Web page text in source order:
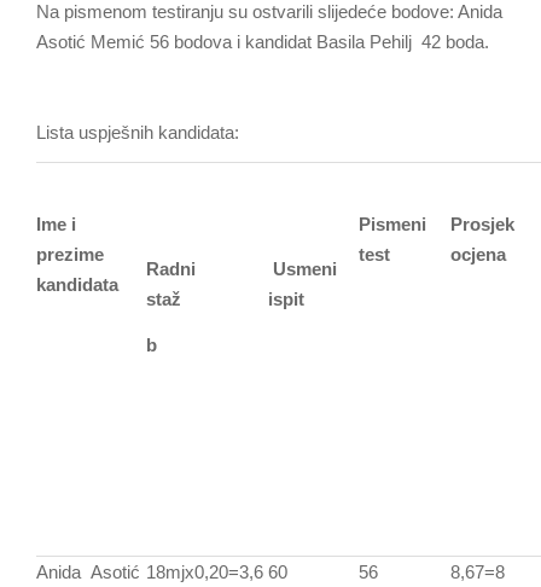
Na pismenom testiranju su ostvarili slijedeće bodove: Anida
Asotić Memić 56 bodova i kandidat Basila Pehilj 42 boda.
Lista uspješnih kandidata:
Ime i
prezime
kandidata
Radni
staž
b
Usmeni
ispit
Pismeni
test
Prosjek
ocjena
Anida Asotić 18mjx0,20=3,6 60 56 8,67=8